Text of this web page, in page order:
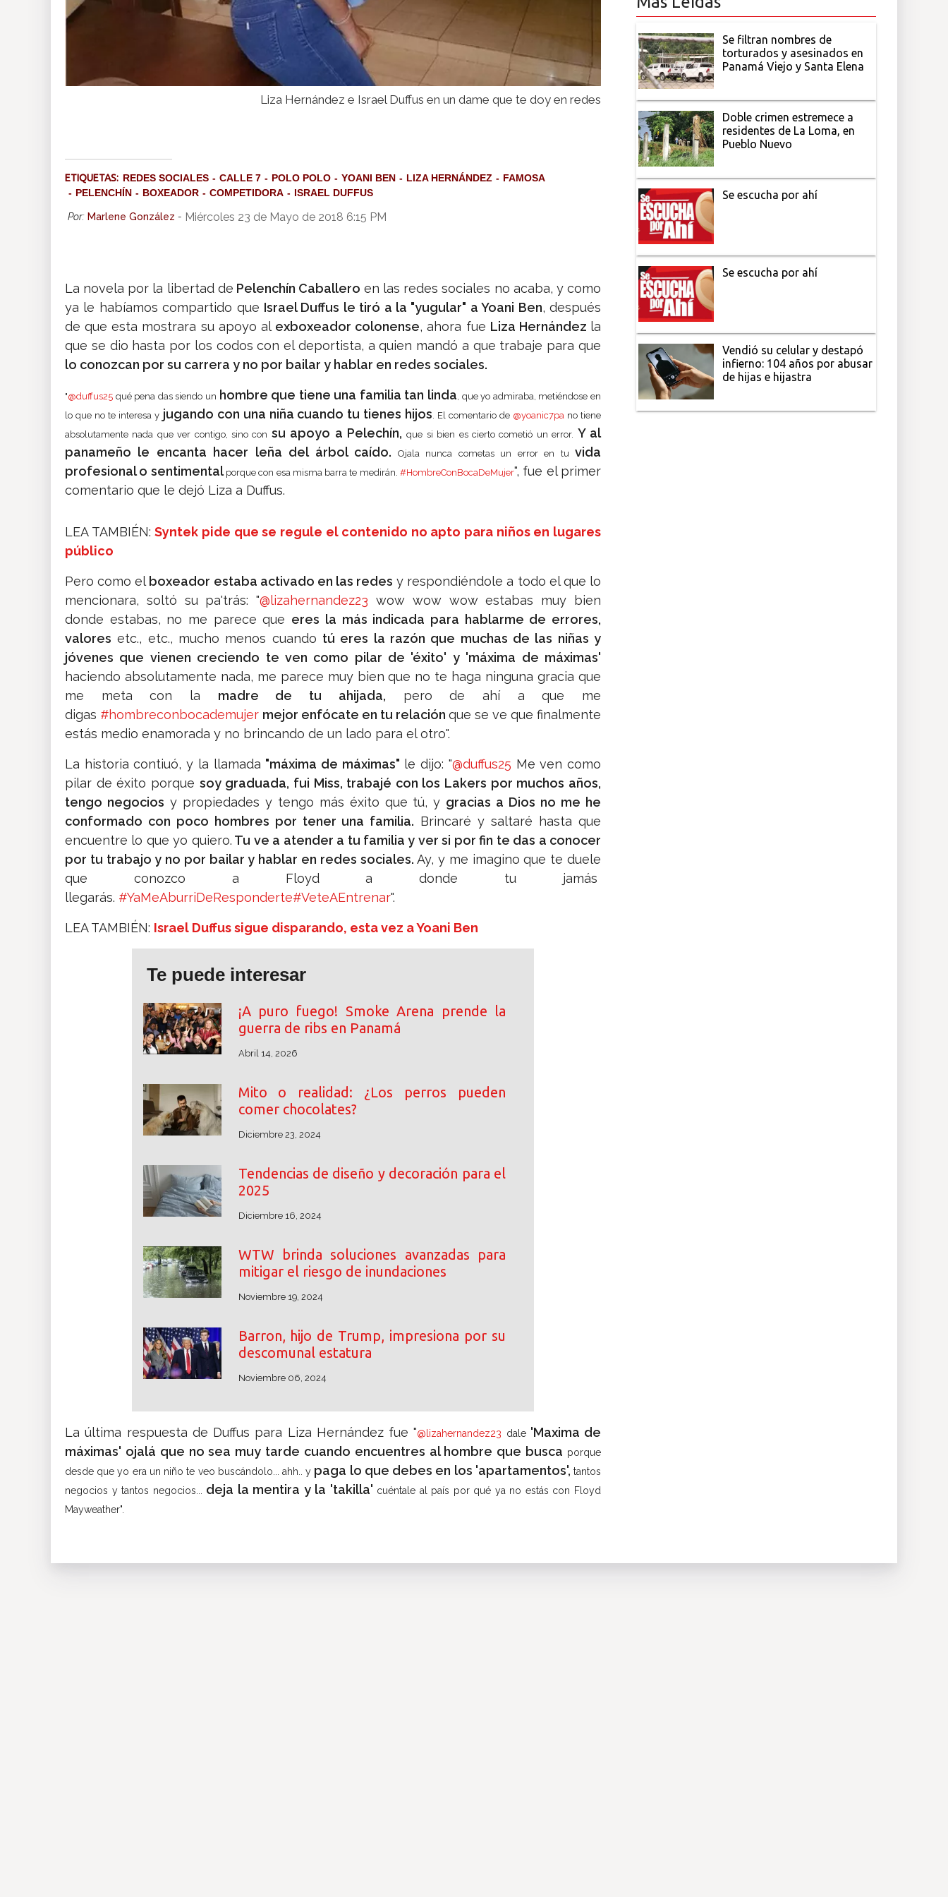
Liza Hernández e Israel Duffus en un dame que te doy en redes
ETIQUETAS: REDES SOCIALES CALLE 7 POLO POLO YOANI BEN LIZA HERNÁNDEZ
FAMOSA
PELENCHÍN
BOXEADOR COMPETIDORA ISRAEL DUFFUS
Por: Marlene González - Miércoles 23 de Mayo de 2018 6:15 PM
La novela por la libertad de Pelenchín Caballero en las redes sociales no acaba, y como
ya le habíamos compartido que Israel Duffus le tiró a la "yugular" a Yoani Ben, después
de que esta mostrara su apoyo alexboxeador colonense, ahora fue Liza Hernández la
que se dio hasta por los codos con el deportista, a quien mandó a que trabaje para que
lo conozcan por su carrera y no por bailar y hablar en redes sociales.
"@duffus25 qué pena das siendo un hombre que tiene una familia tan linda, que yo admiraba, metiéndose en
lo que no te interesa yjugando con una niña cuando tu tienes hijos. El comentario de @yoanic7pa no tiene
absolutamente nada que ver contigo, sino con su apoyo a Pelechín,que si bien es cierto cometió un error. Y al
panameño le encanta hacer leña del árbol caído. Ojala nunca cometas un error en tuvida
profesional o sentimentalporque con esa misma barra te medirán.#HombreConBocaDeMujer", fue el primer
comentario que le dejó Liza a Duffus.
LEA TAMBIÉN:Syntek pide que se regule el contenido no apto para niños en lugares
público
Pero como el boxeador estaba activado en las redes y respondiéndole a todo el que lo
mencionara, soltó su pa'trás: "@lizahernandez23 wow wow wow estabas muy bien
donde estabas, no me parece que eres la más indicada para hablarme de errores,
valores etc., etc., mucho menos cuando tú eres la razón que muchas de las niñas y
jóvenes que vienen creciendo te ven como pilar de 'éxito' y 'máxima de máximas'
haciendo absolutamente nada, me parece muy bien que no te haga ninguna gracia que
me meta con la madre de tu ahijada, pero de ahí a que me
digas #hombreconbocademujer mejor enfócate en tu relación que se ve que finalmente
estás medio enamorada y no brincando de un lado para el otro".
La historia contiuó, y la llamada "máxima de máximas" le dijo: "@duffus25 Me ven como
pilar de éxito porque soy graduada, fui Miss, trabajé con los Lakers por muchos años,
tengo negocios y propiedades y tengo más éxito que tú, y gracias a Dios no me he
conformado con poco hombres por tener una familia. Brincaré y saltaré hasta que
encuentre lo que yo quiero. Tu ve a atender a tu familia y ver si por fin te das a conocer
por tu trabajo y no por bailar y hablar en redes sociales. Ay, y me imagino que te duele
que conozco a Floyd a donde tu jamás
llegarás. #YaMeAburriDeResponderte#VeteAEntrenar".
LEA TAMBIÉN: Israel Duffus sigue disparando, esta vez a Yoani Ben
Te puede interesar
¡A puro fuego! Smoke Arena prende la
guerra de ribs en Panamá
Abril 14, 2026
Mito o realidad: ¿Los perros pueden
comer chocolates?
Diciembre 23, 2024
Tendencias de diseño y decoración para el
2025
Diciembre 16, 2024
WTW brinda soluciones avanzadas para
mitigar el riesgo de inundaciones
Noviembre 19, 2024
Barron, hijo de Trump, impresiona por su
descomunal estatura
Noviembre 06, 2024
La última respuesta de Duffus para Liza Hernández fue "@lizahernandez23 dale'Maxima de
máximas' ojalá que no sea muy tarde cuando encuentres al hombre que busca porque
desde que yo era un niño te veo buscándolo... ahh.. y paga lo que debes en los 'apartamentos', tantos
negocios y tantos negocios... deja la mentira y la 'takilla' cuéntale al país por qué ya no estás con Floyd
Mayweather".
Se filtran nombres de
torturados y asesinados en
Panamá Viejo y Santa Elena
Doble crimen estremece a
residentes de La Loma, en
Pueblo Nuevo
Se escucha por ahí
Se escucha por ahí
Vendió su celular y destapó
infierno: 104 años por abusar
de hijas e hijastra